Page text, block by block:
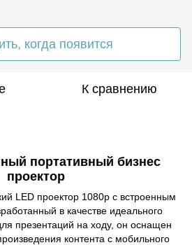
когда появится
К сравнению
портативный бизнес
проектор
LED проектор 1080p с встроенным
в качестве идеального
презентаций на ходу, он оснащен
контента с мобильного